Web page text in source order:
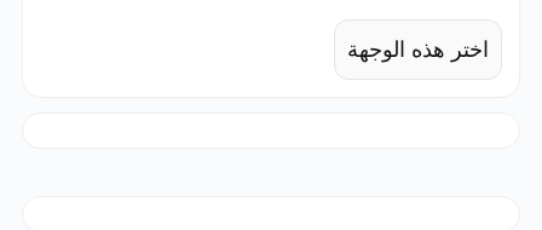
اختر هذه الوجهة